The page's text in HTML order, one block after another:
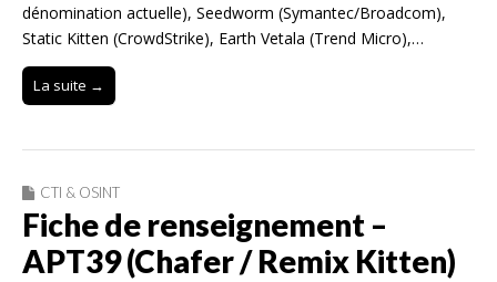
dénomination actuelle), Seedworm (Symantec/Broadcom),
Static Kitten (CrowdStrike), Earth Vetala (Trend Micro),…
La suite →
CTI & OSINT
Fiche de renseignement –
APT39 (Chafer / Remix Kitten)